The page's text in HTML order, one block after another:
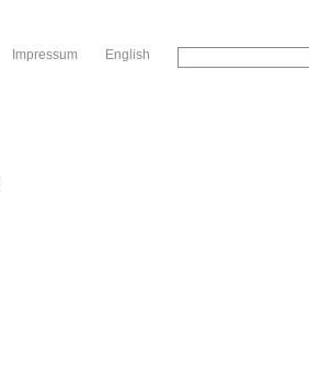
English
Impressum